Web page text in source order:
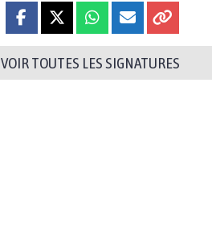
VOIR TOUTES LES SIGNATURES